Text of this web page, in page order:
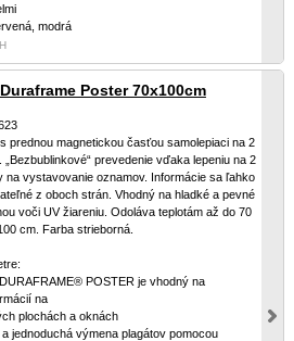
modrá
Poster 70x100cm
prednou magnetickou časťou samolepiaci na 2
prevedenie vďaka lepeniu na 2
na vystavovanie oznamov. Informácie sa ľahko
z oboch strán. Vhodný na hladké a pevné
voči UV žiareniu. Odoláva teplotám až do 70
cm. Farba strieborná.
POSTER je vhodný na
na
plochách a oknách
jednoduchá výmena plagátov pomocou